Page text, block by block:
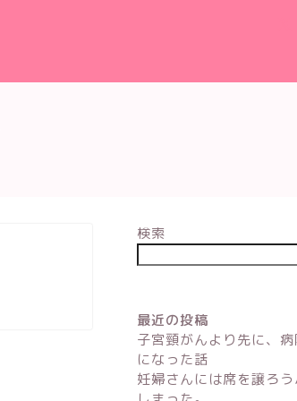
検索
最近の投稿
子宮頸がんより先に、
になった話
妊婦さんには席を譲ろ